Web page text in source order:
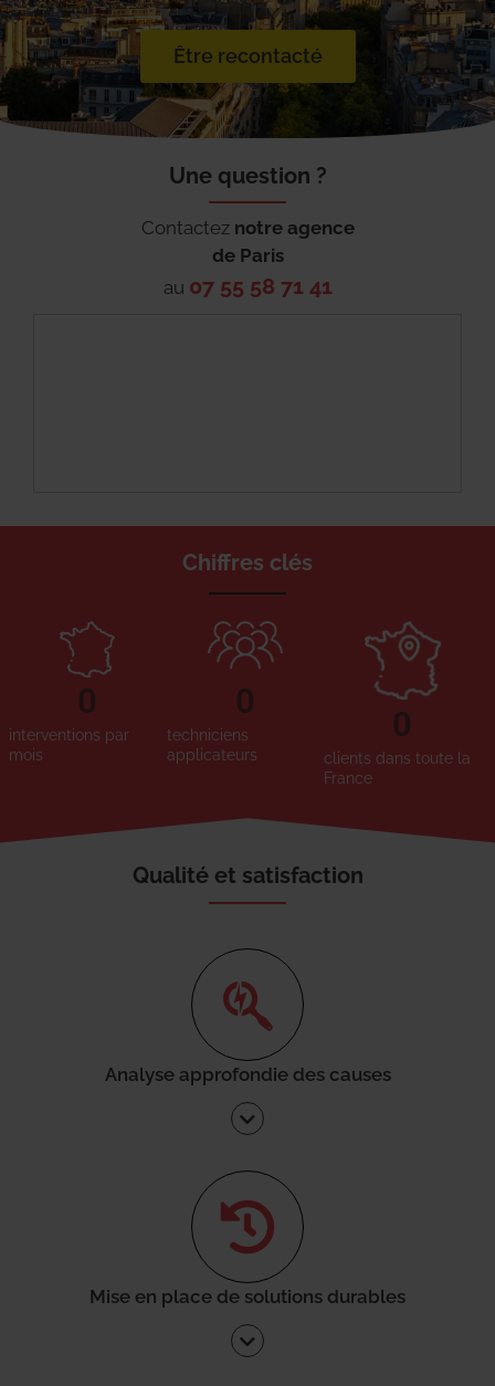
Être recontacté
Une question ?
Contactez notre agence
de Paris
au 07 55 58 71 41
Chiffres clés
interventions par
mois
0
techniciens
applicateurs
0
clients dans toute la
France
0
Qualité et satisfaction
Analyse approfondie des causes
Mise en place de solutions durables